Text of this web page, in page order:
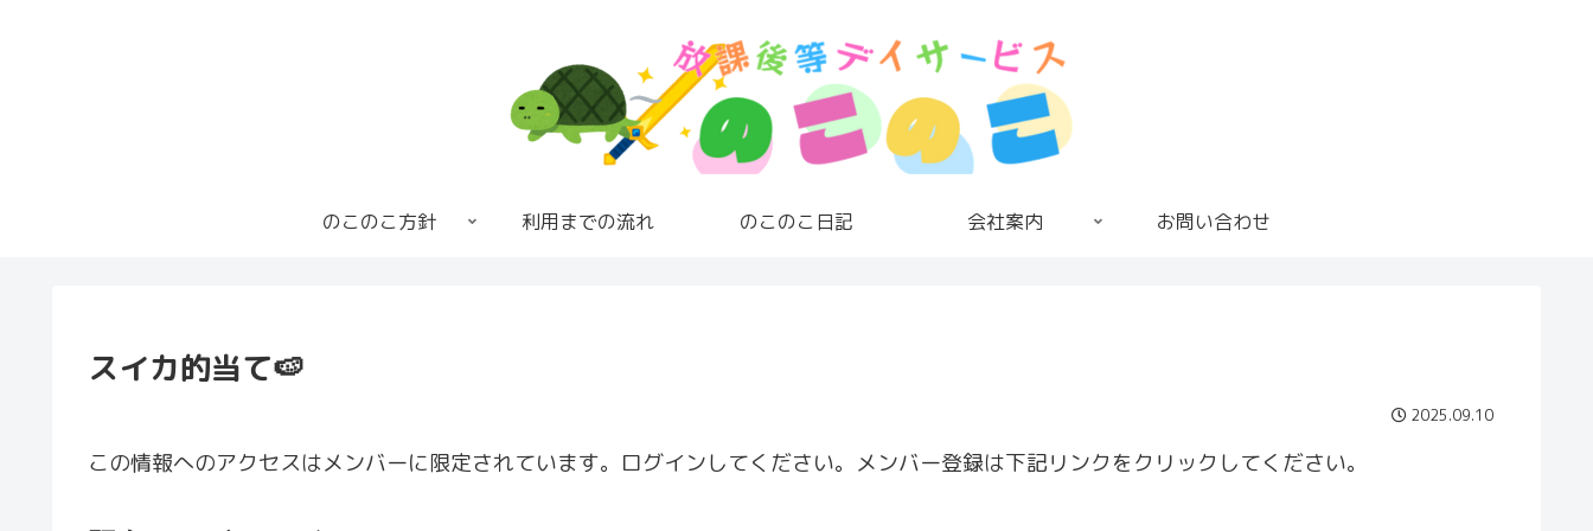
のこのこ方針 利用までの流れ のこのこ日記 会社案内 お問い合わせ
スイカ的当て🍉
2025.09.10
この情報へのアクセスはメンバーに限定されています。ログインしてください。メンバー登録は下記リンクをクリックしてください。